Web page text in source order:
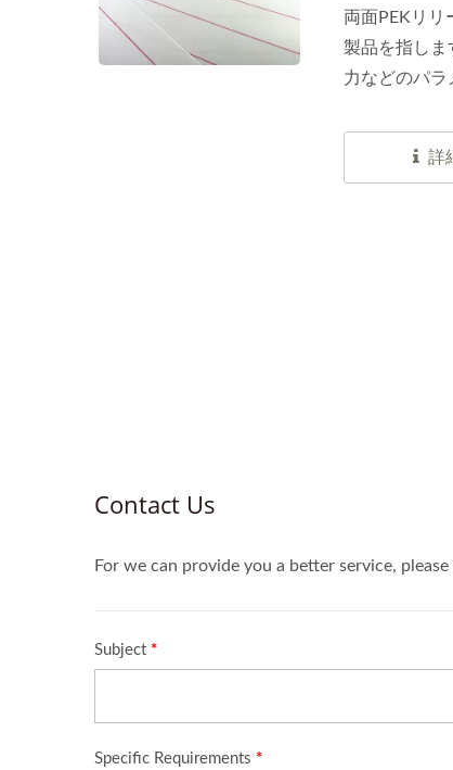
両面PEKリリ
製品を指しま
力などのパラ
詳